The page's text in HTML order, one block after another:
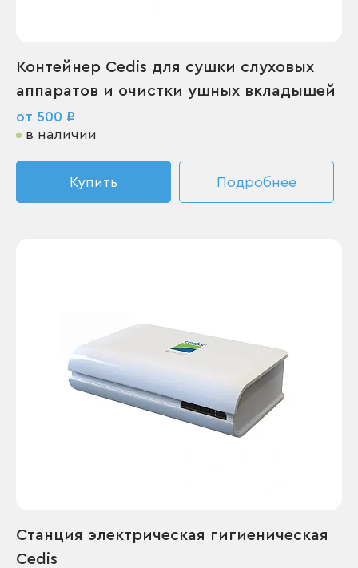
Контейнер Cedis для сушки слуховых
аппаратов и очистки ушных вкладышей
от 500 ₽
в наличии
Купить Подробнее
Станция электрическая гигиеническая
Cedis